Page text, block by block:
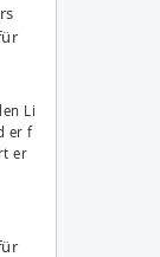
Li
er f
er